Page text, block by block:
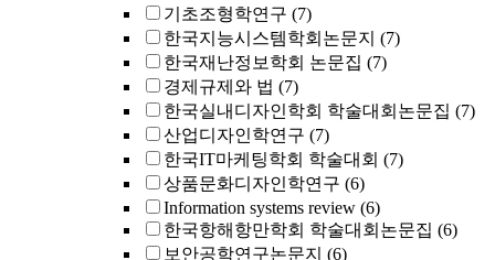
기초조형학연구 (7)
한국지능시스템학회논문지 (7)
한국재난정보학회 논문집 (7)
경제규제와 법 (7)
한국실내디자인학회 학술대회논문집 (7)
산업디자인학연구 (7)
한국IT마케팅학회 학술대회 (7)
상품문화디자인학연구 (6)
Information systems review (6)
한국항해항만학회 학술대회논문집 (6)
보안공학연구논문지 (6)